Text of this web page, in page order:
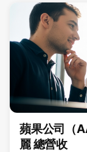
蘋果公司（
麗 總營收